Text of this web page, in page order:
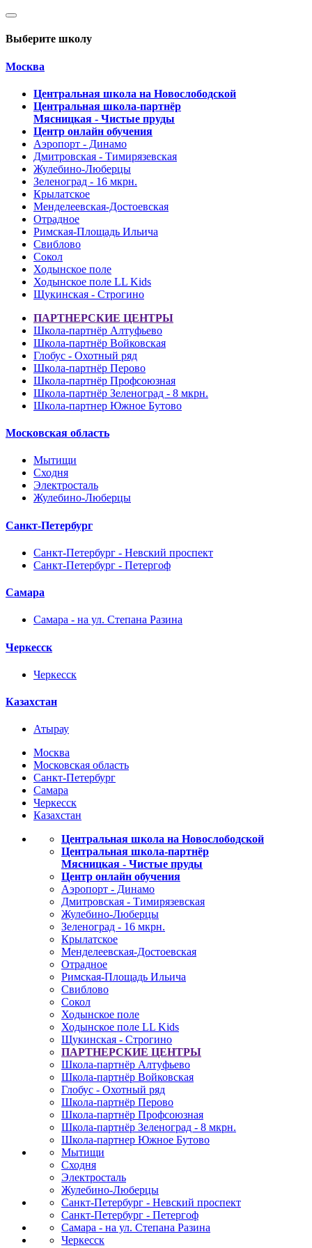
Выберите школу
Москва
Центральная школа на Новослободской
Центральная школа-партнёр
Мясницкая - Чистые пруды
Центр онлайн обучения
Аэропорт - Динамо
Дмитровская - Тимирязевская
Жулебино-Люберцы
Зеленоград - 16 мкрн.
Крылатское
Менделеевская-Достоевская
Отрадное
Римская-Площадь Ильича
Свиблово
Сокол
Ходынское поле
Ходынское поле LL Kids
Щукинская - Строгино
ПАРТНЕРСКИЕ ЦЕНТРЫ
Школа-партнёр Алтуфьево
Школа-партнёр Войковская
Глобус - Охотный ряд
Школа-партнёр Перово
Школа-партнёр Профсоюзная
Школа-партнёр Зеленоград - 8 мкрн.
Школа-партнер Южное Бутово
Московская область
Мытищи
Сходня
Электросталь
Жулебино-Люберцы
Санкт-Петербург
Санкт-Петербург - Невский проспект
Санкт-Петербург - Петергоф
Самара
Самара - на ул. Степана Разина
Черкесск
Черкесск
Казахстан
Атырау
Москва
Московская область
Санкт-Петербург
Самара
Черкесск
Казахстан
Центральная школа на Новослободской
Центральная школа-партнёр
Мясницкая - Чистые пруды
Центр онлайн обучения
Аэропорт - Динамо
Дмитровская - Тимирязевская
Жулебино-Люберцы
Зеленоград - 16 мкрн.
Крылатское
Менделеевская-Достоевская
Отрадное
Римская-Площадь Ильича
Свиблово
Сокол
Ходынское поле
Ходынское поле LL Kids
Щукинская - Строгино
ПАРТНЕРСКИЕ ЦЕНТРЫ
Школа-партнёр Алтуфьево
Школа-партнёр Войковская
Глобус - Охотный ряд
Школа-партнёр Перово
Школа-партнёр Профсоюзная
Школа-партнёр Зеленоград - 8 мкрн.
Школа-партнер Южное Бутово
Мытищи
Сходня
Электросталь
Жулебино-Люберцы
Санкт-Петербург - Невский проспект
Санкт-Петербург - Петергоф
Самара - на ул. Степана Разина
Черкесск